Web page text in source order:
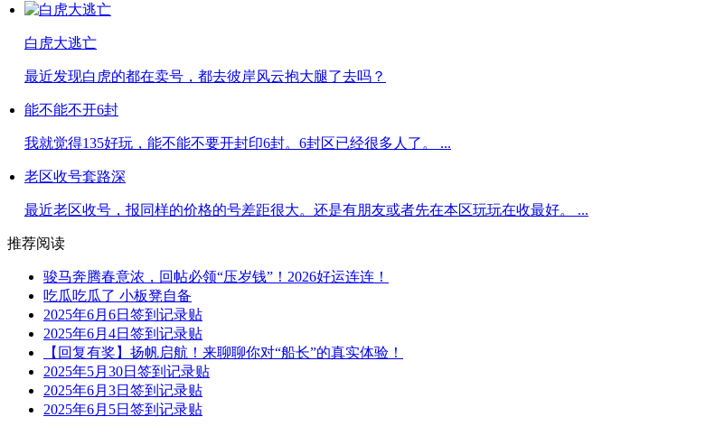
白虎大逃亡
最近发现白虎的都在卖号，都去彼岸风云抱大腿了去吗？
能不能不开6封
我就觉得135好玩，能不能不要开封印6封。6封区已经很多人了。 ...
老区收号套路深
最近老区收号，报同样的价格的号差距很大。还是有朋友或者先在本区玩玩在收最好。 ...
推荐阅读
骏马奔腾春意浓，回帖必领“压岁钱”！2026好运连连！
吃瓜吃瓜了 小板凳自备
2025年6月6日签到记录贴
2025年6月4日签到记录贴
【回复有奖】扬帆启航！来聊聊你对“船长”的真实体验！
2025年5月30日签到记录贴
2025年6月3日签到记录贴
2025年6月5日签到记录贴